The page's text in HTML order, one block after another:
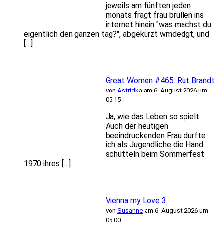
jeweils am fünften jeden
monats fragt frau brüllen ins
internet hinein "was machst du
eigentlich den ganzen tag?", abgekürzt wmdedgt, und
[…]
Great Women #465: Rut Brandt
von Astridka am 6. August 2026 um
05:15
Ja, wie das Leben so spielt:
Auch der heutigen
beeindruckenden Frau durfte
ich als Jugendliche die Hand
schütteln beim Sommerfest
1970 ihres […]
Vienna my Love 3
von Susanne am 6. August 2026 um
05:00